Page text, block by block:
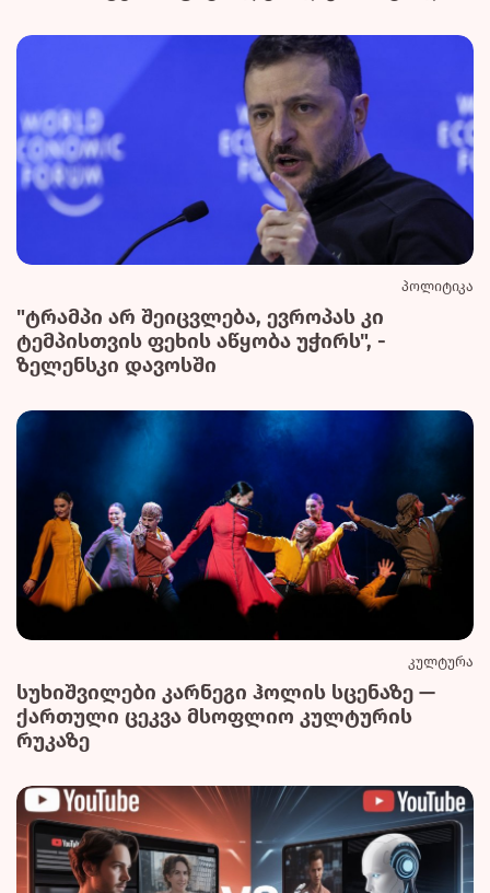
პოლიტიკა
"ტრამპი არ შეიცვლება, ევროპას კი
ტემპისთვის ფეხის აწყობა უჭირს", -
ზელენსკი დავოსში
კულტურა
სუხიშვილები კარნეგი ჰოლის სცენაზე —
ქართული ცეკვა მსოფლიო კულტურის
რუკაზე